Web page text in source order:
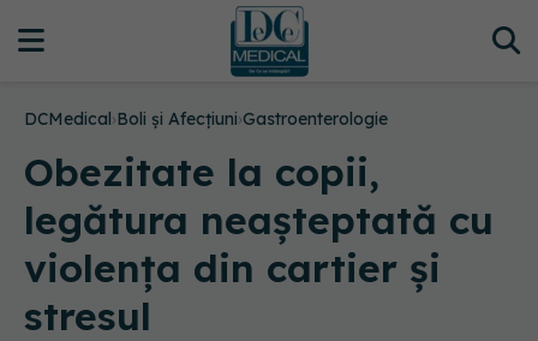
DCMedical›Boli și Afecțiuni›Gastroenterologie
Obezitate la copii,
legătura neașteptată cu
violența din cartier și
stresul